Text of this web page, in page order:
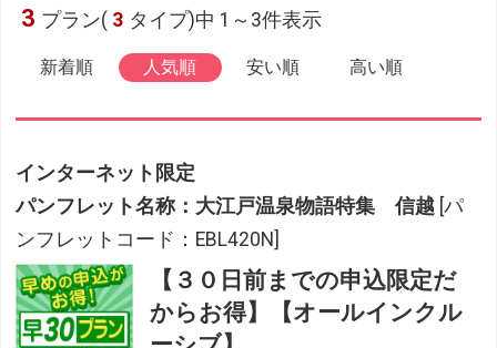
3 プラン( 3 タイプ)中 1～3件表示
新着順 人気順 安い順 高い順
インターネット限定
パンフレット名称：大江戸温泉物語特集 信越 [パ
ンフレットコード：EBL420N]
【３０日前までの申込限定だ
からお得】【オールインクル